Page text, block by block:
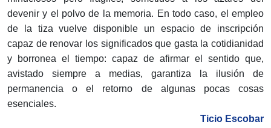
devenir y el polvo de la memoria. En todo caso, el empleo
de la tiza vuelve disponible un espacio de inscripción
capaz de renovar los significados que gasta la cotidianidad
y borronea el tiempo: capaz de afirmar el sentido que,
avistado siempre a medias, garantiza la ilusión de
permanencia o el retorno de algunas pocas cosas
esenciales.
Ticio Escobar